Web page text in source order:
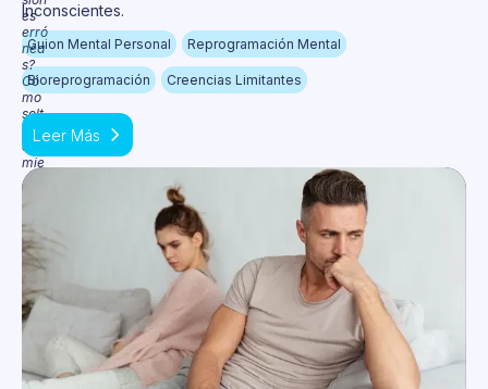
Inconscientes.
Guion Mental Personal Reprogramación Mental
Bioreprogramación Creencias Limitantes
Leer Más